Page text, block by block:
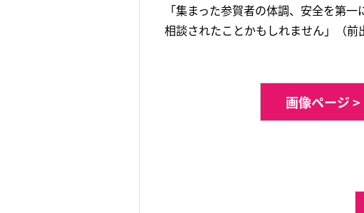
「集まった参賀者の体調、安全を第
相談されたことかもしれません」（前
画像ページ >